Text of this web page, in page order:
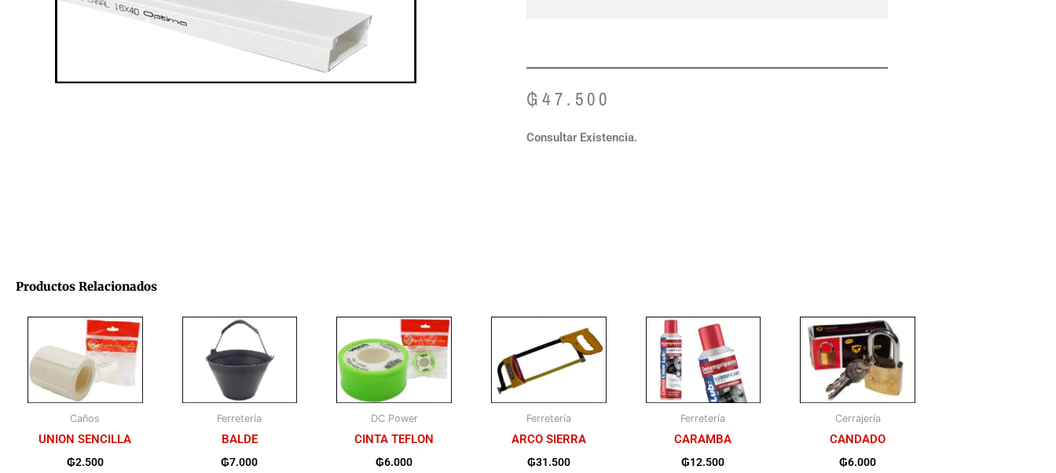
₲47.500
Consultar Existencia.
Productos Relacionados
Caños
UNION SENCILLA
₲2.500
Ferretería
BALDE
₲7.000
DC Power
CINTA TEFLON
₲6.000
Ferretería
ARCO SIERRA
₲31.500
Ferretería
CARAMBA
₲12.500
Cerrajería
CANDADO
₲6.000